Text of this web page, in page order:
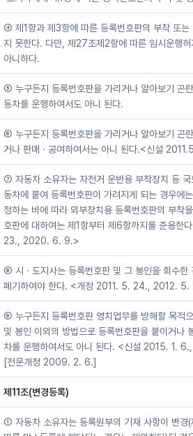
④ 제1항과 제3항에 따른 등록번호판의 부착 또는
지 못한다. 다만, 제27조제2항에 따른 임시운행
아니하다.
⑤ 누구든지 등록번호판을 가리거나 알아보기 곤
동차를 운행하여서도 아니 된다.
⑥ 누구든지 등록번호판을 가리거나 알아보기 곤
거나 판매ㆍ공여하여서는 아니 된다.<신설
⑦ 자동차 소유자는 자전거 운반용 부착장치 등
동차에 붙여 등록번호판이 가려지게 되는 경우에
정하는 바에 따라 외부장치용 등록번호판의 부착
호판에 대하여는 제1항부터 제6항까지를 준용
23., 2020. 6. 9.>
⑧ 시ㆍ도지사는 등록번호판 및 그 봉인을 회수한
폐기하여야 한다. <개정 2011. 5. 24., 2012. 5.
⑨ 누구든지 등록번호판 영치업무를 방해할 목적
및 봉인 이외의 방법으로 등록번호판을 붙이거나
차를 운행하여서도 아니 된다. <신설 2015. 1.
[전문개정 2009. 2. 6.]
제11조(변경등록)
① 자동차 소유자는 등록원부의 기재 사항이 변경